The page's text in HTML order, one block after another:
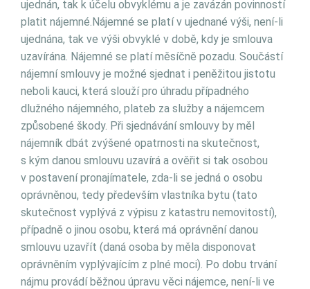
ujednán, tak k účelu obvyklému a je zavázán povinností
platit nájemné.Nájemné se platí v ujednané výši, není-li
ujednána, tak ve výši obvyklé v době, kdy je smlouva
uzavírána. Nájemné se platí měsíčně pozadu. Součástí
nájemní smlouvy je možné sjednat i peněžitou jistotu
neboli kauci, která slouží pro úhradu případného
dlužného nájemného, plateb za služby a nájemcem
způsobené škody. Při sjednávání smlouvy by měl
nájemník dbát zvýšené opatrnosti na skutečnost,
s kým danou smlouvu uzavírá a ověřit si tak osobou
v postavení pronajímatele, zda-li se jedná o osobu
oprávněnou, tedy především vlastníka bytu (tato
skutečnost vyplývá z výpisu z katastru nemovitostí),
případně o jinou osobu, která má oprávnění danou
smlouvu uzavřít (daná osoba by měla disponovat
oprávněním vyplývajícím z plné moci). Po dobu trvání
nájmu provádí běžnou úpravu věci nájemce, není-li ve